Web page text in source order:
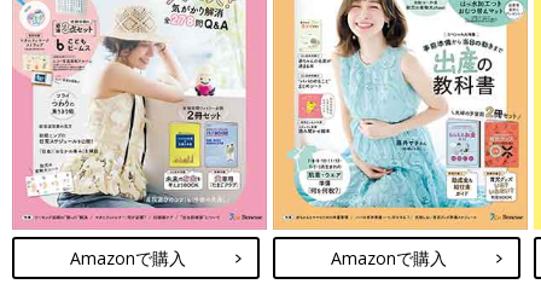
Amazonで購入 Amazonで購入